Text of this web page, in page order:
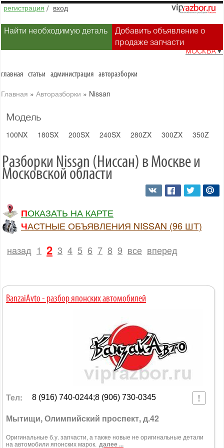
регистрация / вход
Найти необходимую деталь
Добавить объявление о
продаже запчасти
МОСКВА▼
главная статьи администрация авторазборки
Главная » Авторазборки » Nissan
Модель
100NX 180SX 200SX 240SX 280ZX 300ZX 350Z
Разборки Nissan (Ниссан) в Москве и
Московской области
ПОКАЗАТЬ НА КАРТЕ
ЧАСТНЫЕ ОБЪЯВЛЕНИЯ NISSAN (96 ШТ)
назад 1 2 3 4 5 6 7 8 9 все вперед
BanzaiAvto - разбор японских автомобилей
Тел: 8 (916) 740-0244;8 (906) 730-0345
Мытищи, Олимпийский проспект, д.42
Оригинальные б.у. запчасти, а также новые не оригинальные детали
на автомобили японских марок. далее ...